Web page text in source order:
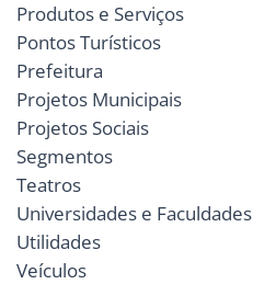
Produtos e Serviços
Pontos Turísticos
Prefeitura
Projetos Municipais
Projetos Sociais
Segmentos
Teatros
Universidades e Faculdades
Utilidades
Veículos